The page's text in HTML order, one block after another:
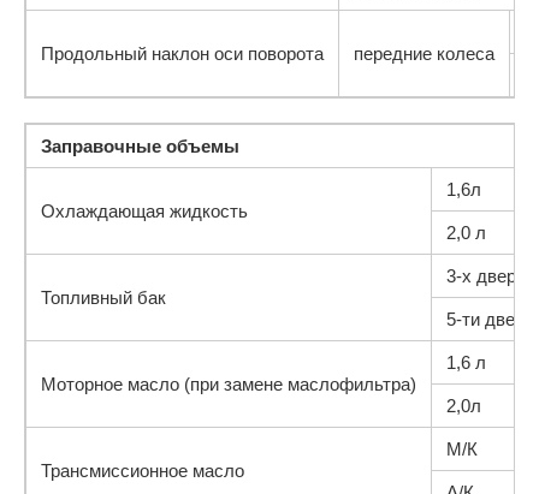
Продольный наклон оси поворота передние колеса
Заправочные объемы
Охлаждающая жидкость
1,6л
2,0 л
Топливный бак
3-х
5-ти
Моторное масло (при замене маслофильтра)
1,6 л
2,0л
Трансмиссионное масло
М/К